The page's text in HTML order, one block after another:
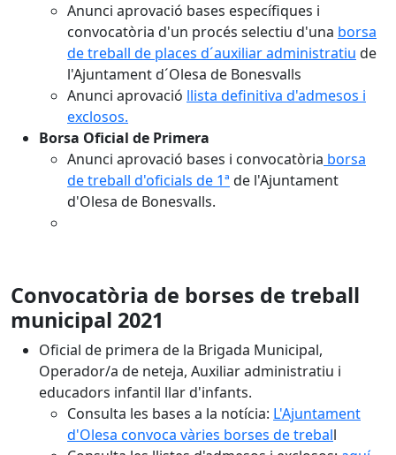
Anunci aprovació bases específiques i
convocatòria d'un procés selectiu d'una borsa
de treball de places d´auxiliar administratiu de
l'Ajuntament d´Olesa de Bonesvalls
Anunci aprovació llista definitiva d'admesos i
exclosos.
Borsa Oficial de Primera
Anunci aprovació bases i convocatòria borsa
de treball d'oficials de 1ª de l'Ajuntament
d'Olesa de Bonesvalls.
Convocatòria de borses de treball
municipal 2021
Oficial de primera de la Brigada Municipal,
Operador/a de neteja, Auxiliar administratiu i
educadors infantil llar d'infants.
Consulta les bases a la notícia: L'Ajuntament
d'Olesa convoca vàries borses de treball